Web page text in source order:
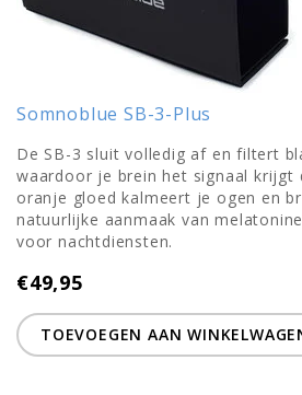
Somnoblue SB-3-Plus
De SB-3 sluit volledig af en filtert
waardoor je brein het signaal krijgt
oranje gloed kalmeert je ogen en
natuurlijke aanmaak van
voor nachtdiensten.
€49,95
TOEVOEGEN AAN